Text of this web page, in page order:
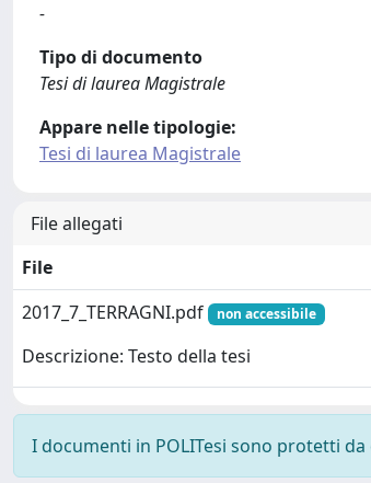
-
Tipo di documento
Tesi di laurea Magistrale
Appare nelle tipologie:
Tesi di laurea Magistrale
File allegati
File
2017_7_TERRAGNI.pdf
non accessibile
Descrizione: Testo della tesi
I documenti in POLITesi sono protetti